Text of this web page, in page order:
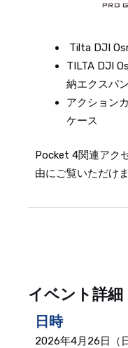
Tilta DJI
TILTA DJI
納エクスパ
アクション
ケース
Pocket 4関連アク
由にご覧いただけま
イベント詳細
日時
2026年4月26日（